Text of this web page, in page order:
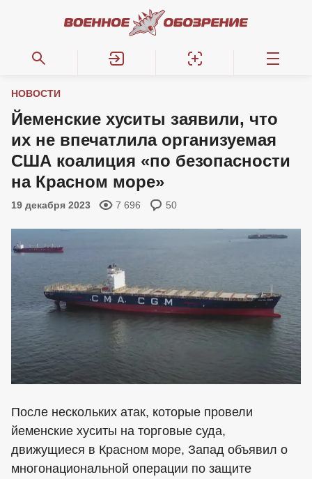
НОВОСТИ
Йеменские хуситы заявили, что
их не впечатлила организуемая
США коалиция «по безопасности
на Красном море»
19 декабря 2023 7 696 50
После нескольких атак, которые провели
йеменские хуситы на торговые суда,
движущиеся в Красном море, Запад объявил о
многонациональной операции по защите